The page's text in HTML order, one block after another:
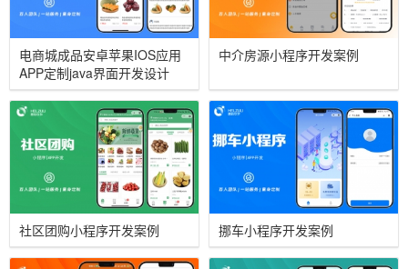
电商城成品安卓苹果IOS应用
APP定制java界面开发设计
中介房源小程序开发案例
社区团购小程序开发案例 挪车小程序开发案例